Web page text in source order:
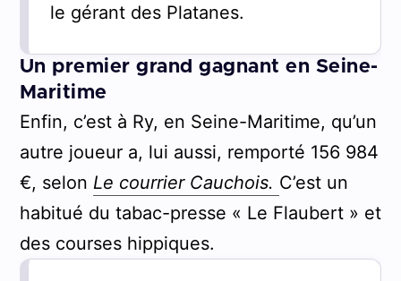
le gérant des Platanes.
Un premier grand gagnant en Seine-
Maritime
Enfin, c’est à Ry, en Seine-Maritime, qu’un
autre joueur a, lui aussi, remporté 156 984
€, selon Le courrier Cauchois. C’est un
habitué du tabac-presse « Le Flaubert » et
des courses hippiques.